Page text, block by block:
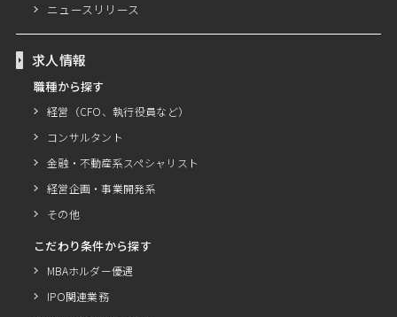
ニュースリリース
求人情報
職種から探す
経営（CFO、執行役員など）
コンサルタント
金融・不動産系スペシャリスト
経営企画・事業開発系
その他
こだわり条件から探す
MBAホルダー優遇
IPO関連業務